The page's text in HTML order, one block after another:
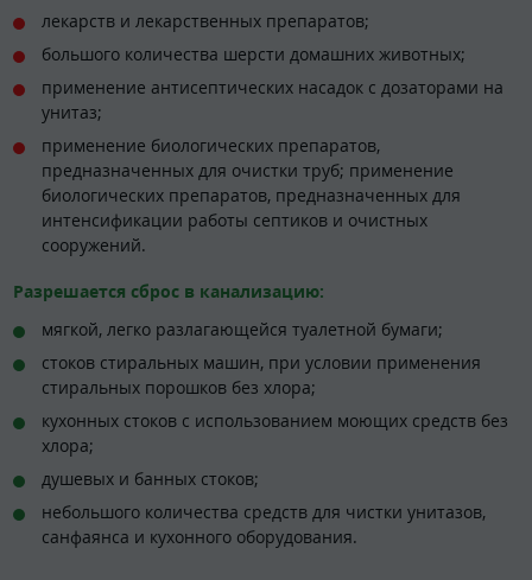
лекарств и лекарственных препаратов;
большого количества шерсти домашних животных;
применение антисептических насадок с дозаторами на
унитаз;
применение биологических препаратов,
предназначенных для очистки труб; применение
биологических препаратов, предназначенных для
интенсификации работы септиков и очистных
сооружений.
Разрешается сброс в канализацию:
мягкой, легко разлагающейся туалетной бумаги;
стоков стиральных машин, при условии применения
стиральных порошков без хлора;
кухонных стоков с использованием моющих средств без
хлора;
душевых и банных стоков;
небольшого количества средств для чистки унитазов,
санфаянса и кухонного оборудования.